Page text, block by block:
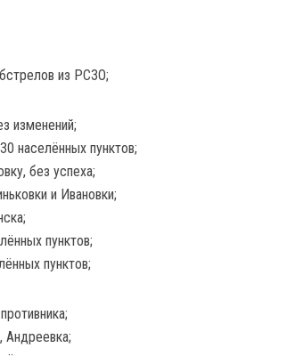
из РСЗО;
изменений;
населённых пунктов;
без успеха;
и Ивановки;
пунктов;
пунктов;